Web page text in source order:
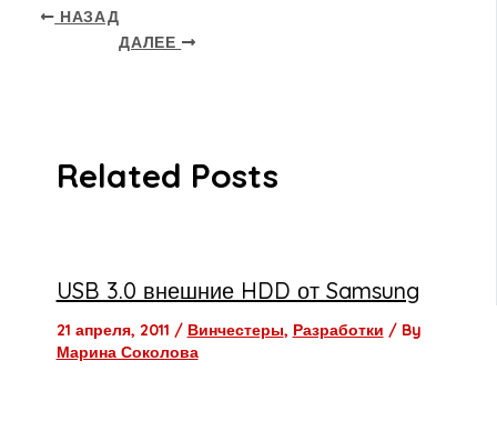
НАЗАД
ДАЛЕЕ
Related Posts
USB 3.0 внешние HDD от Samsung
21 апреля, 2011 / Винчестеры, Разработки / By
Марина Соколова